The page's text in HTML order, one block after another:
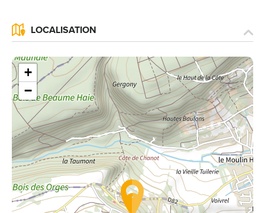
LOCALISATION
+
−